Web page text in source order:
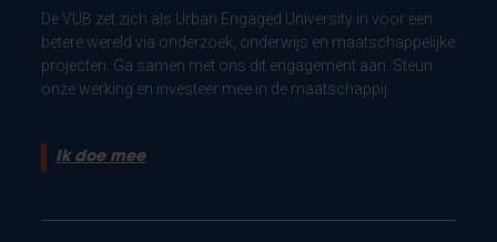
De VUB zet zich als Urban Engaged University in voor een
betere wereld via onderzoek, onderwijs en maatschappelijke
projecten. Ga samen met ons dit engagement aan. Steun
onze werking en investeer mee in de maatschappij.
Ik doe mee